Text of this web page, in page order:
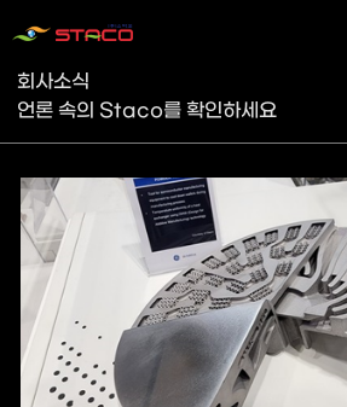
회사소식
언론 속의 Staco를 확인하세요